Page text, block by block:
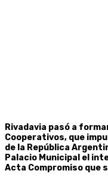
Rivadavia pasó a
Cooperativos, que
de la República
Palacio Municipal el
Acta Compromiso que